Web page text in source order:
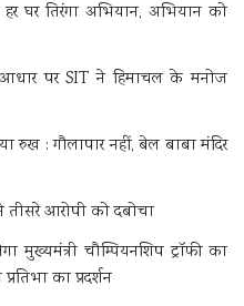
घर तिरंगा अभियान, अभियान को
आधार पर SIT ने हिमाचल के मनोज
रुख : गौलापार नहीं, बेल बाबा मंदिर
तीसरे आरोपी को दबोचा
चौम्पियनशिप ट्रॉफी का
का प्रदर्शन